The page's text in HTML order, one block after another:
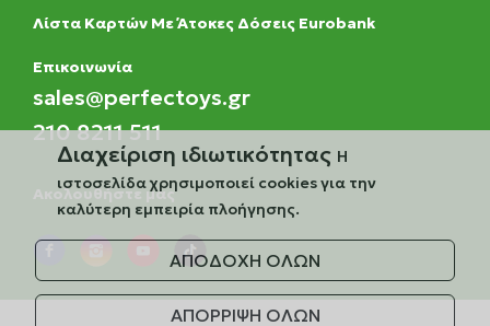
Λίστα Καρτών Με Άτοκες Δόσεις Eurobank
Eπικοινωνία
sales@perfectoys.gr
210 8211 511
Ακολουθήστε μας
Διαχείριση ιδιωτικότητας Η
ιστοσελίδα χρησιμοποιεί cookies για την
καλύτερη εμπειρία πλοήγησης.
ΑΠΟΔΟΧΗ ΟΛΩΝ
ΑΠΟΡΡΙΨΗ ΟΛΩΝ